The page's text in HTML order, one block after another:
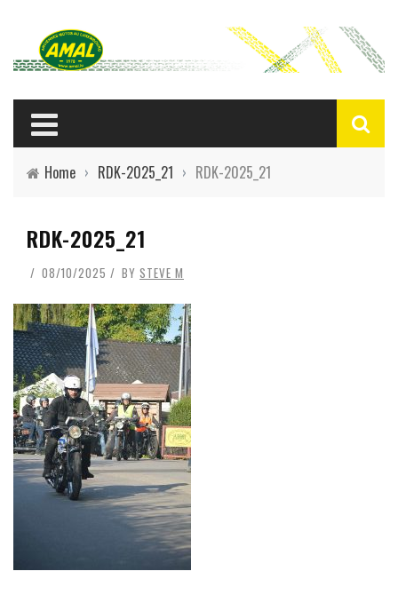
Home › RDK-2025_21 › RDK-2025_21
RDK-2025_21
08/10/2025 BY STEVE M